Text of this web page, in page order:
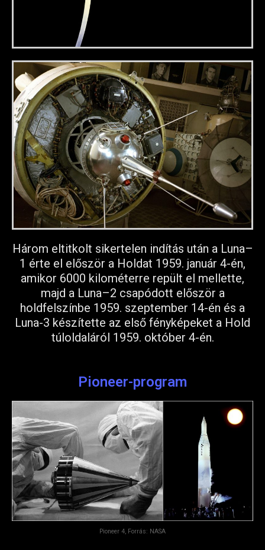
Három eltitkolt sikertelen indítás után a Luna–
1 érte el először a Holdat 1959. január 4-én,
amikor 6000 kilométerre repült el mellette,
majd a Luna–2 csapódott először a
holdfelszínbe 1959. szeptember 14-én és a
Luna-3 készítette az első fényképeket a Hold
túloldaláról 1959. október 4-én.
Pioneer-program
Pioneer 4, Forrás: NASA